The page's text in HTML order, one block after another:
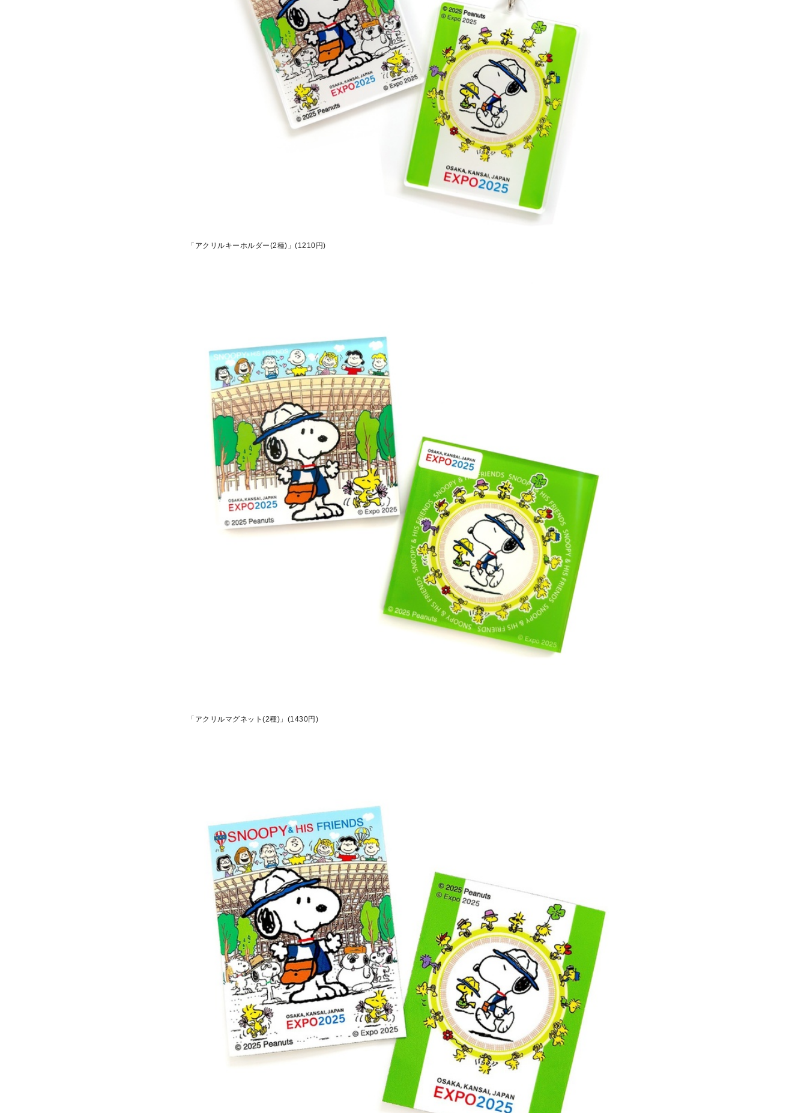
「アクリルキーホルダー(2種)」(1210円)
「アクリルマグネット(2種)」(1430円)